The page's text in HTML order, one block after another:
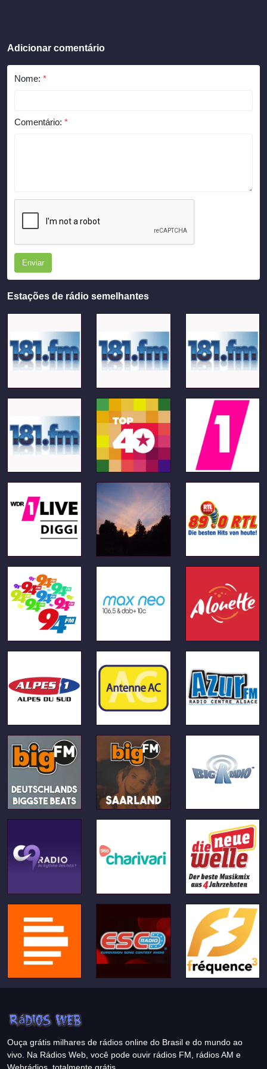
Adicionar comentário
Nome: *
Comentário: *
Enviar
Estações de rádio semelhantes
Ouça grátis milhares de rádios online do Brasil e do mundo ao
vivo. Na Rádios Web, você pode ouvir rádios FM, rádios AM e